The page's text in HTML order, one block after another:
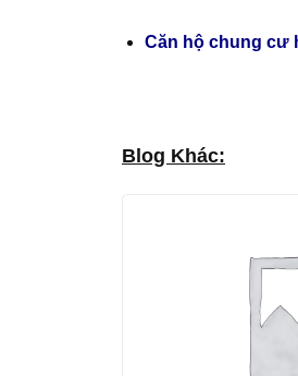
Căn hộ chung cư
Blog Khác: